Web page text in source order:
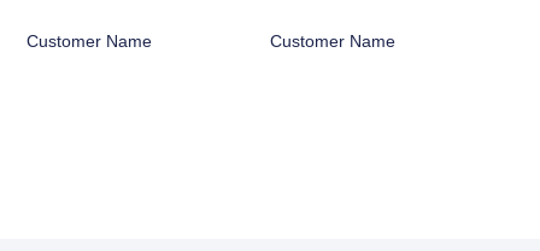
Customer Name Customer Name